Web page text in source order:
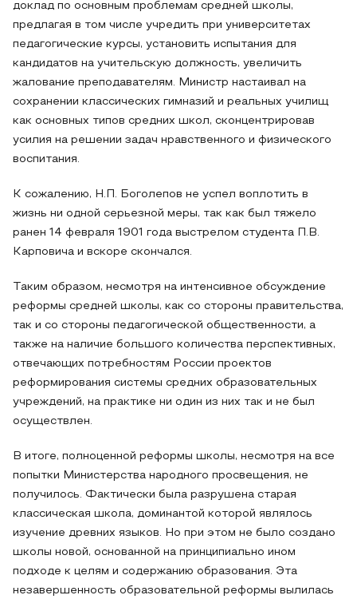
доклад по основным проблемам средней школы,
предлагая в том числе учредить при университетах
педагогические курсы, установить испытания для
кандидатов на учительскую должность, увеличить
жалование преподавателям. Министр настаивал на
сохранении классических гимназий и реальных училищ
как основных типов средних школ, сконцентрировав
усилия на решении задач нравственного и физического
воспитания.
К сожалению, Н.П. Боголепов не успел воплотить в
жизнь ни одной серьезной меры, так как был тяжело
ранен 14 февраля 1901 года выстрелом студента П.В.
Карповича и вскоре скончался.
Таким образом, несмотря на интенсивное обсуждение
реформы средней школы, как со стороны правительства,
так и со стороны педагогической общественности, а
также на наличие большого количества перспективных,
отвечающих потребностям России проектов
реформирования системы средних образовательных
учреждений, на практике ни один из них так и не был
осуществлен.
В итоге, полноценной реформы школы, несмотря на все
попытки Министерства народного просвещения, не
получилось. Фактически была разрушена старая
классическая школа, доминантой которой являлось
изучение древних языков. Но при этом не было создано
школы новой, основанной на принципиально ином
подходе к целям и содержанию образования. Эта
незавершенность образовательной реформы вылилась